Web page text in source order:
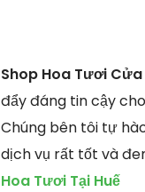
Shop Hoa Tươi Cửa
đẩy đáng tin cậy
Chúng bên tôi tự
dịch vụ rất tốt và
Hoa Tươi Tại Huế